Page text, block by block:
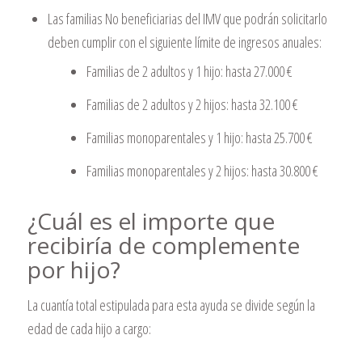
Las familias No beneficiarias del IMV que podrán solicitarlo
deben cumplir con el siguiente límite de ingresos anuales:
Familias de 2 adultos y 1 hijo: hasta 27.000 €
Familias de 2 adultos y 2 hijos: hasta 32.100 €
Familias monoparentales y 1 hijo: hasta 25.700 €
Familias monoparentales y 2 hijos: hasta 30.800 €
¿Cuál es el importe que
recibiría de complemente
por hijo?
La cuantía total estipulada para esta ayuda se divide según la
edad de cada hijo a cargo: